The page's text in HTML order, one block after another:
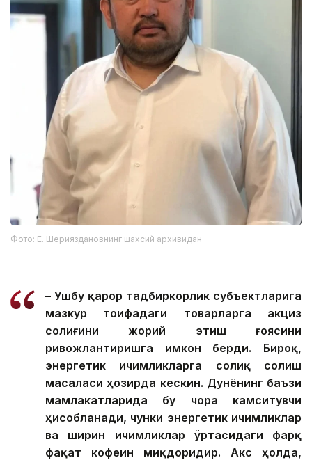
Фото: Е. Шерияздановнинг шахсий архивидан
– Ушбу қарор тадбиркорлик субъектларига
мазкур тоифадаги товарларга акциз
солиғини жорий этиш ғоясини
ривожлантиришга имкон берди. Бироқ,
энергетик ичимликларга солиқ солиш
масаласи ҳозирда кескин. Дунёнинг баъзи
мамлакатларида бу чора камситувчи
ҳисобланади, чунки энергетик ичимликлар
ва ширин ичимликлар ўртасидаги фарқ
фақат кофеин миқдоридир. Акс ҳолда,